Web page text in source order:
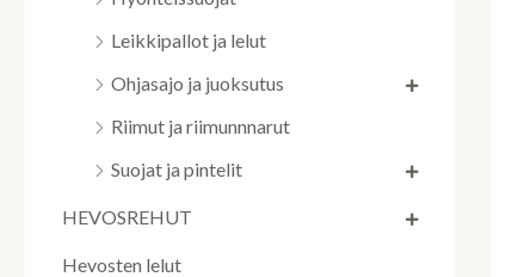
Leikkipallot ja lelut
Ohjasajo ja juoksutus
Riimut ja riimunnnarut
Suojat ja pintelit
HEVOSREHUT
Hevosten lelut